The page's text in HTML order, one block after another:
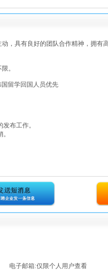
，具有良好的团队合作精神，拥有
。
留学回国人员优先
布工作。
电子邮箱:仅限个人用户查看